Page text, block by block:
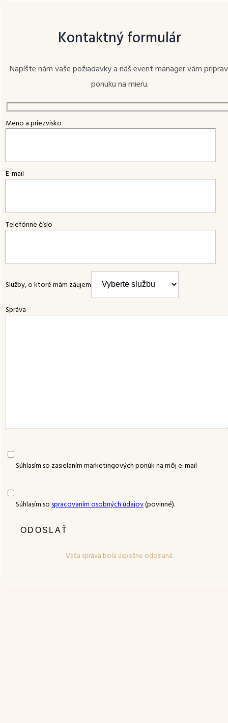
Získajte zľavu až do 20%.Rezervujte si pobyt vo vybraných
termínoch teraz za zvýhodnenú cenu.
apartmány Kuszmannov bazár
MENU
SK
REZERVOVAŤ
Kontaktný formulár
Napíšte nám vaše požiadavky a náš event manager vám
ponuku na mieru.
Meno a priezvisko
E-mail
Telefónne číslo
Služby, o ktoré mám záujem
Správa
Súhlasím so zasielaním marketingových ponúk na môj e-mail
Súhlasím sospracovaním osobných údajov(povinné).
Vaša správa bola úspešne odoslaná.
10
DOSPELÍ
DETI